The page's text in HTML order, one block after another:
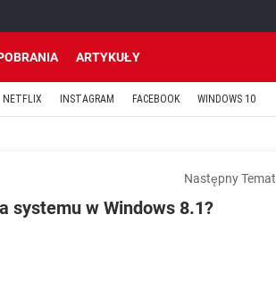
ARTYKUŁY
NETFLIX INSTAGRAM FACEBOOK WINDOWS 10
Następny Temat
systemu w Windows 8.1?